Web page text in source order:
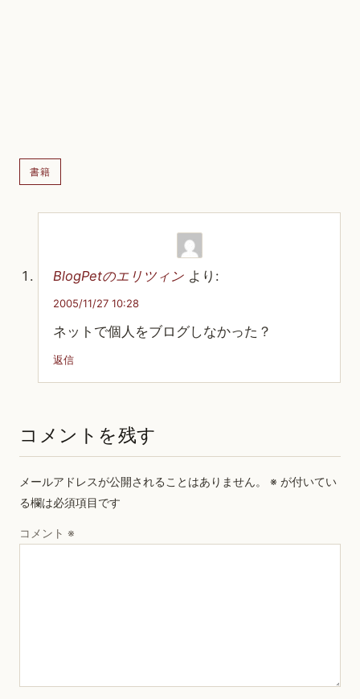
書籍
BlogPetのエリツィン より:
2005/11/27 10:28
ネットで個人をブログしなかった？
返信
コメントを残す
メールアドレスが公開されることはありません。 ※ が付いてい
る欄は必須項目です
コメント ※